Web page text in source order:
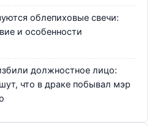
облепиховые свечи:
и особенности
должностное лицо:
что в драке побывал мэр